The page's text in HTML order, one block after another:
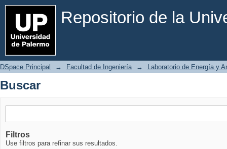
Repositorio de la
Buscar
DSpace Principal → Facultad de Ingeniería → Laboratorio de Energía y
Buscar
Filtros
Use filtros para refinar sus resultados.